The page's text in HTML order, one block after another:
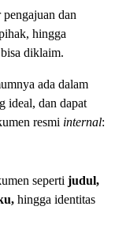
dan
hingga
diklaim.
ada dalam
ideal, dan dapat
resmi internal:
seperti judul,
hingga identitas